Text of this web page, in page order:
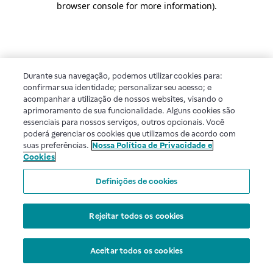
browser console for more information).
Durante sua navegação, podemos utilizar cookies para:
confirmar sua identidade; personalizar seu acesso; e
acompanhar a utilização de nossos websites, visando o
aprimoramento de sua funcionalidade. Alguns cookies são
essenciais para nossos serviços, outros opcionais. Você
poderá gerenciar os cookies que utilizamos de acordo com
suas preferências. Nossa Política de Privacidade e
Cookies
Definições de cookies
Rejeitar todos os cookies
Aceitar todos os cookies